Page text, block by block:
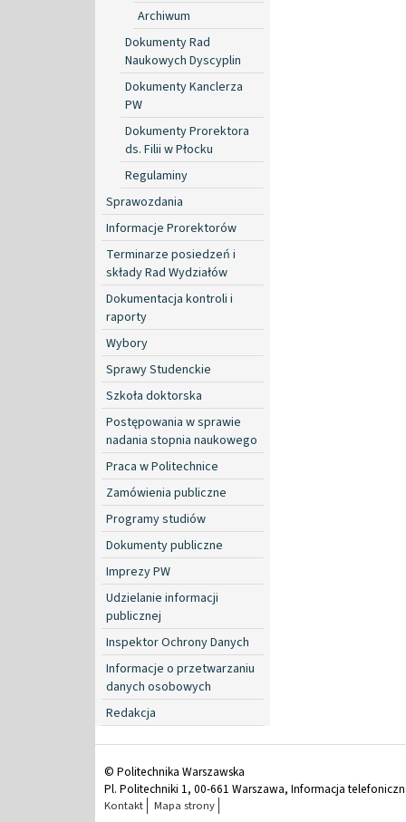
Archiwum
Dokumenty Rad
Naukowych Dyscyplin
Dokumenty Kanclerza
PW
Dokumenty Prorektora
ds. Filii w Płocku
Regulaminy
Sprawozdania
Informacje Prorektorów
Terminarze posiedzeń i
składy Rad Wydziałów
Dokumentacja kontroli i
raporty
Wybory
Sprawy Studenckie
Szkoła doktorska
Postępowania w sprawie
nadania stopnia naukowego
Praca w Politechnice
Zamówienia publiczne
Programy studiów
Dokumenty publiczne
Imprezy PW
Udzielanie informacji
publicznej
Inspektor Ochrony Danych
Informacje o przetwarzaniu
danych osobowych
Redakcja
© Politechnika Warszawska
Pl. Politechniki 1, 00-661 Warszawa, Informacja
Kontakt Mapa strony